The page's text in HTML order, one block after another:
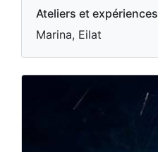
Ateliers et expériences
Marina, Eilat